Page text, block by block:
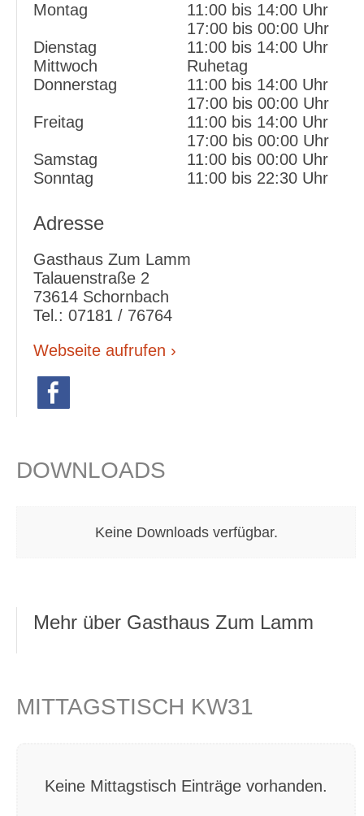
Montag
11:00 bis 14:00 Uhr
17:00 bis 00:00 Uhr
Dienstag
11:00 bis 14:00 Uhr
Mittwoch
Ruhetag
Donnerstag
11:00 bis 14:00 Uhr
17:00 bis 00:00 Uhr
Freitag
11:00 bis 14:00 Uhr
17:00 bis 00:00 Uhr
Samstag
11:00 bis 00:00 Uhr
Sonntag
11:00 bis 22:30 Uhr
Adresse
Gasthaus Zum Lamm
Talauenstraße 2
73614 Schornbach
Tel.: 07181 / 76764
Webseite aufrufen ›
DOWNLOADS
Keine Downloads verfügbar.
Mehr über Gasthaus Zum Lamm
MITTAGSTISCH KW31
Keine Mittagstisch Einträge vorhanden.